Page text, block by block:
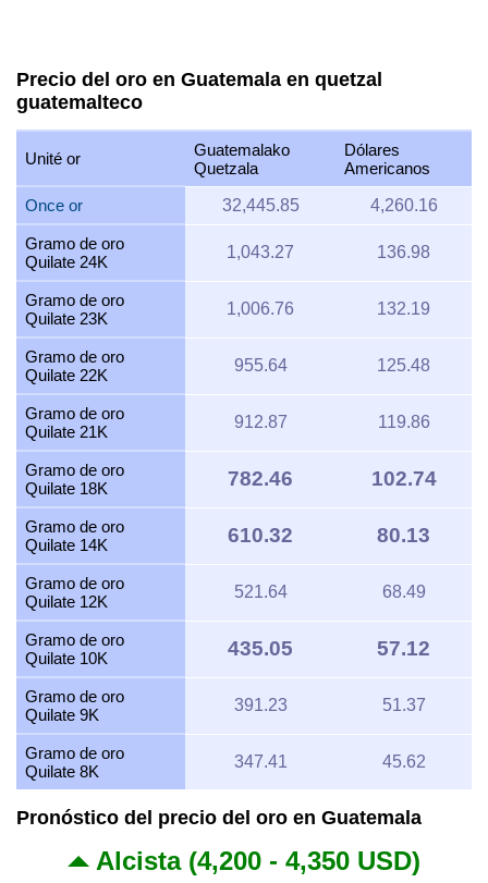
Precio del oro en Guatemala en quetzal
guatemalteco
Unité or
Guatemalako
Quetzala
Dólares
Americanos
Once or
32,445.85 4,260.16
Gramo de oro
Quilate 24K
1,043.27 136.98
Gramo de oro
Quilate 23K
1,006.76 132.19
Gramo de oro
Quilate 22K
955.64 125.48
Gramo de oro
Quilate 21K
912.87 119.86
Gramo de oro
Quilate 18K
782.46 102.74
Gramo de oro
Quilate 14K
610.32 80.13
Gramo de oro
Quilate 12K
521.64 68.49
Gramo de oro
Quilate 10K
435.05 57.12
Gramo de oro
Quilate 9K
391.23 51.37
Gramo de oro
Quilate 8K
347.41 45.62
Pronóstico del precio del oro en Guatemala
Alcista (4,200 - 4,350 USD)